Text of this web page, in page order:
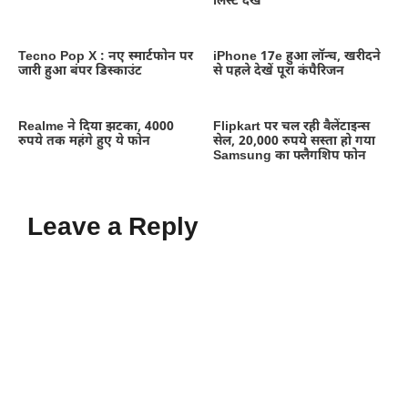
Tecno Pop X : नए स्मार्टफोन पर
जारी हुआ बंपर डिस्काउंट
iPhone 17e हुआ लॉन्च, खरीदने
से पहले देखें पूरा कंपैरिजन
Realme ने दिया झटका, 4000
रुपये तक महंगे हुए ये फोन
Flipkart पर चल रही वैलेंटाइन्स
सेल, 20,000 रुपये सस्ता हो गया
Samsung का फ्लैगशिप फोन
Leave a Reply